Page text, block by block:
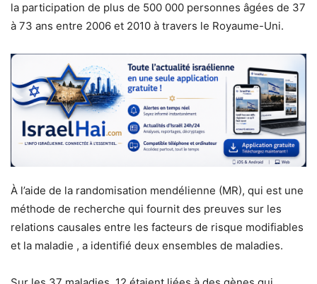
la participation de plus de 500 000 personnes âgées de 37
à 73 ans entre 2006 et 2010 à travers le Royaume-Uni.
À l’aide de la randomisation mendélienne (MR), qui est une
méthode de recherche qui fournit des preuves sur les
relations causales entre les facteurs de risque modifiables
et la maladie , a identifié deux ensembles de maladies.